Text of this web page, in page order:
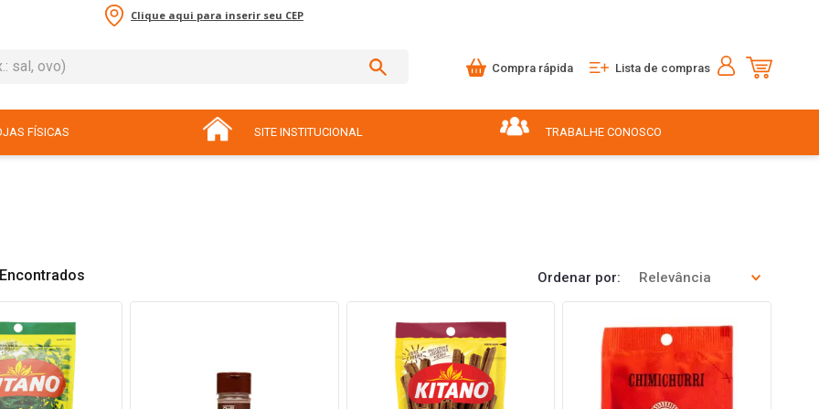
Clique aqui para inserir seu CEP
ovo)
Compra rápida Lista de compras
FÍSICAS SITE INSTITUCIONAL TRABALHE CONOSCO
Ordenar por Relevância